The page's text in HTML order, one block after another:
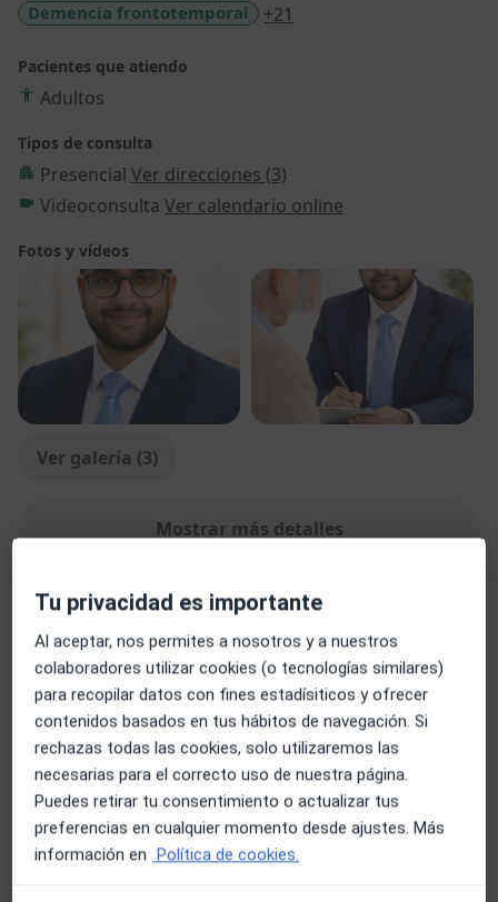
Demencia frontotemporal
+21
Pacientes que atiendo
Adultos
Tipos de consulta
Presencial Ver direcciones (3)
Videoconsulta Ver calendario online
Fotos y vídeos
Ver galería (3)
Mostrar más detalles
sobre la experiencia
Novedades
Dr. Hanish Vashi Dularamani
Plaza de los Sitios 16, ENTRESUELO A, DERECHA,
Zaragoza 50001
Estoy muy ilusionado de anunciar el inicio de mi
consulta presencial de Geriatría en Fundación
Neuropolis, un espacio dedicado a ofrecer una
atención especializada, cercana y personalizada a
las personas mayores y a sus familias.
Tu privacidad es importante
Al aceptar, nos permites a nosotros y a nuestros
colaboradores utilizar cookies (o tecnologías similares)
para recopilar datos con fines estadísiticos y ofrecer
contenidos basados en tus hábitos de navegación. Si
rechazas todas las cookies, solo utilizaremos las
necesarias para el correcto uso de nuestra página.
Puedes retirar tu consentimiento o actualizar tus
preferencias en cualquier momento desde ajustes. Más
información en Política de cookies.